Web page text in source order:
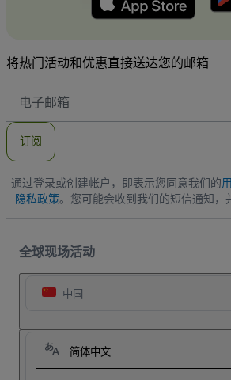
将热门活动和优惠直接送达您的邮箱
子
地
订阅
通过登录或创建帐户，即表示您同意我们的
隐私政策。您可能会收到我们的短信通知，
全球现场活动
中国
简体中文